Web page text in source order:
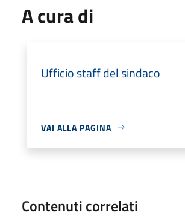
A cura di
Ufficio staff del sindaco
VAI ALLA PAGINA
Contenuti correlati